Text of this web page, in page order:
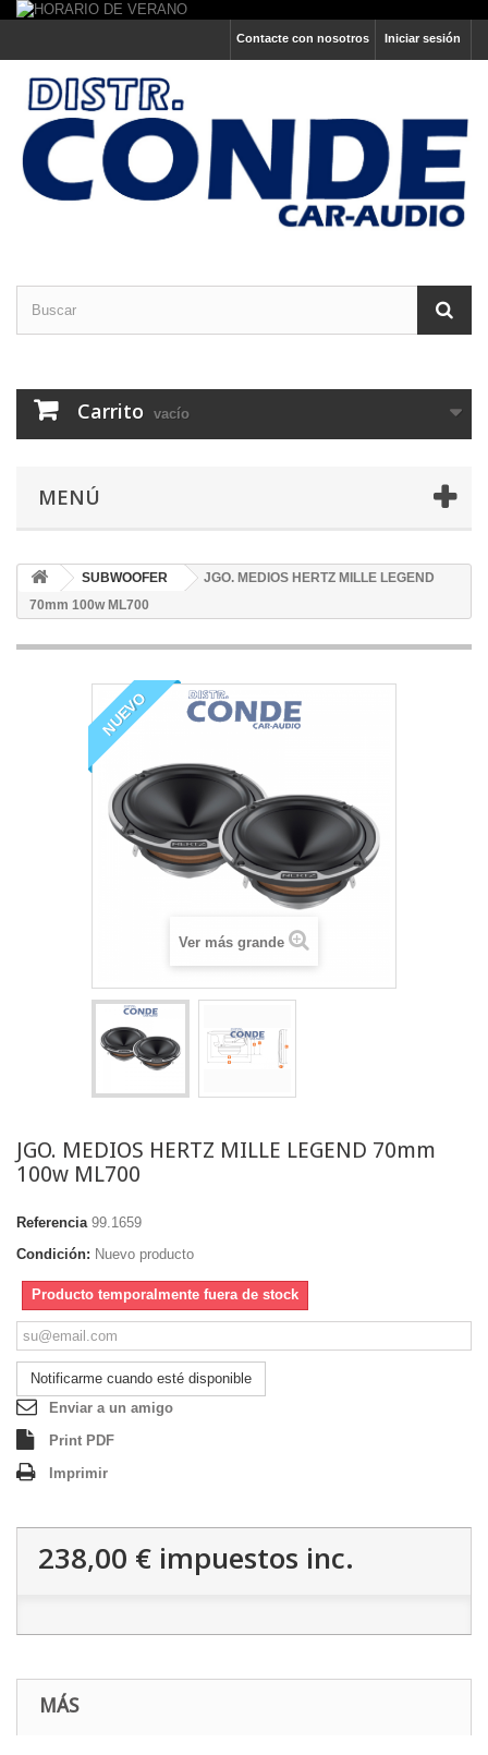
Iniciar sesión
Contacte con nosotros
Carrito vacío
MENÚ
SUBWOOFER
JGO. MEDIOS HERTZ MILLE LEGEND
70mm 100w ML700
NUEVO
Ver más grande
JGO. MEDIOS HERTZ MILLE LEGEND 70mm
100w ML700
Referencia 99.1659
Condición: Nuevo producto
Producto temporalmente fuera de stock
Notificarme cuando esté disponible
Enviar a un amigo
Print PDF
Imprimir
238,00 € impuestos inc.
MÁS